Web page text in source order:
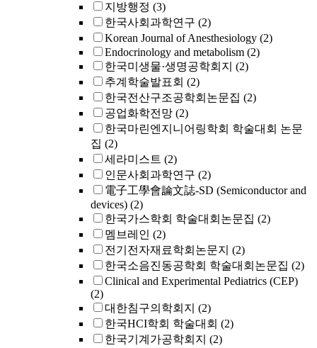
지방행정 (3)
한국사회과학연구 (2)
Korean Journal of Anesthesiology (2)
Endocrinology and metabolism (2)
한국미생물·생명공학회지 (2)
추계학술발표회 (2)
한국전산구조공학회논문집 (2)
공업화학전망 (2)
한국마린엔지니어링학회 학술대회 논문
집 (2)
세라미스트 (2)
인문사회과학연구 (2)
電子工學會論文誌-SD (Semiconductor and
devices) (2)
한국가스학회 학술대회논문집 (2)
멤브레인 (2)
전기전자재료학회논문지 (2)
한국소음진동공학회 학술대회논문집 (2)
Clinical and Experimental Pediatrics (CEP)
(2)
대한침구의학회지 (2)
한국HCI학회 학술대회 (2)
한국기계가공학회지 (2)